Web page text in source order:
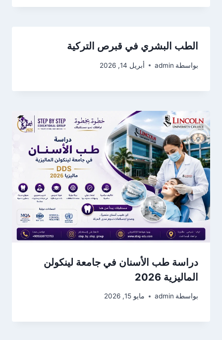
الطب البشري في قبرص التركية
بواسطة admin أبريل 14, 2026
دراسة طب الأسنان في جامعة لينكولن
الماليزية 2026
بواسطة admin مايو 15, 2026